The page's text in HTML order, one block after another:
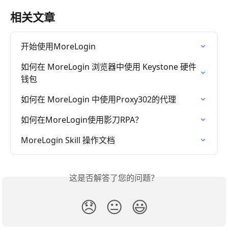
相关文章
开始使用MoreLogin
如何在 MoreLogin 浏览器中使用 Keystone 硬件
钱包
如何在 MoreLogin 中使用Proxy302的代理
如何在MoreLogin使用影刀RPA？
MoreLogin Skill 操作文档
这是否解答了您的问题？
😞 😐 😃